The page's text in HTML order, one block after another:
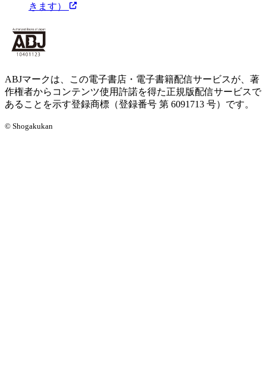
きます）
ABJマークは、この電子書店・電子書籍配信サービスが、著
作権者からコンテンツ使用許諾を得た正規版配信サービスで
あることを示す登録商標（登録番号 第 6091713 号）です。
© Shogakukan